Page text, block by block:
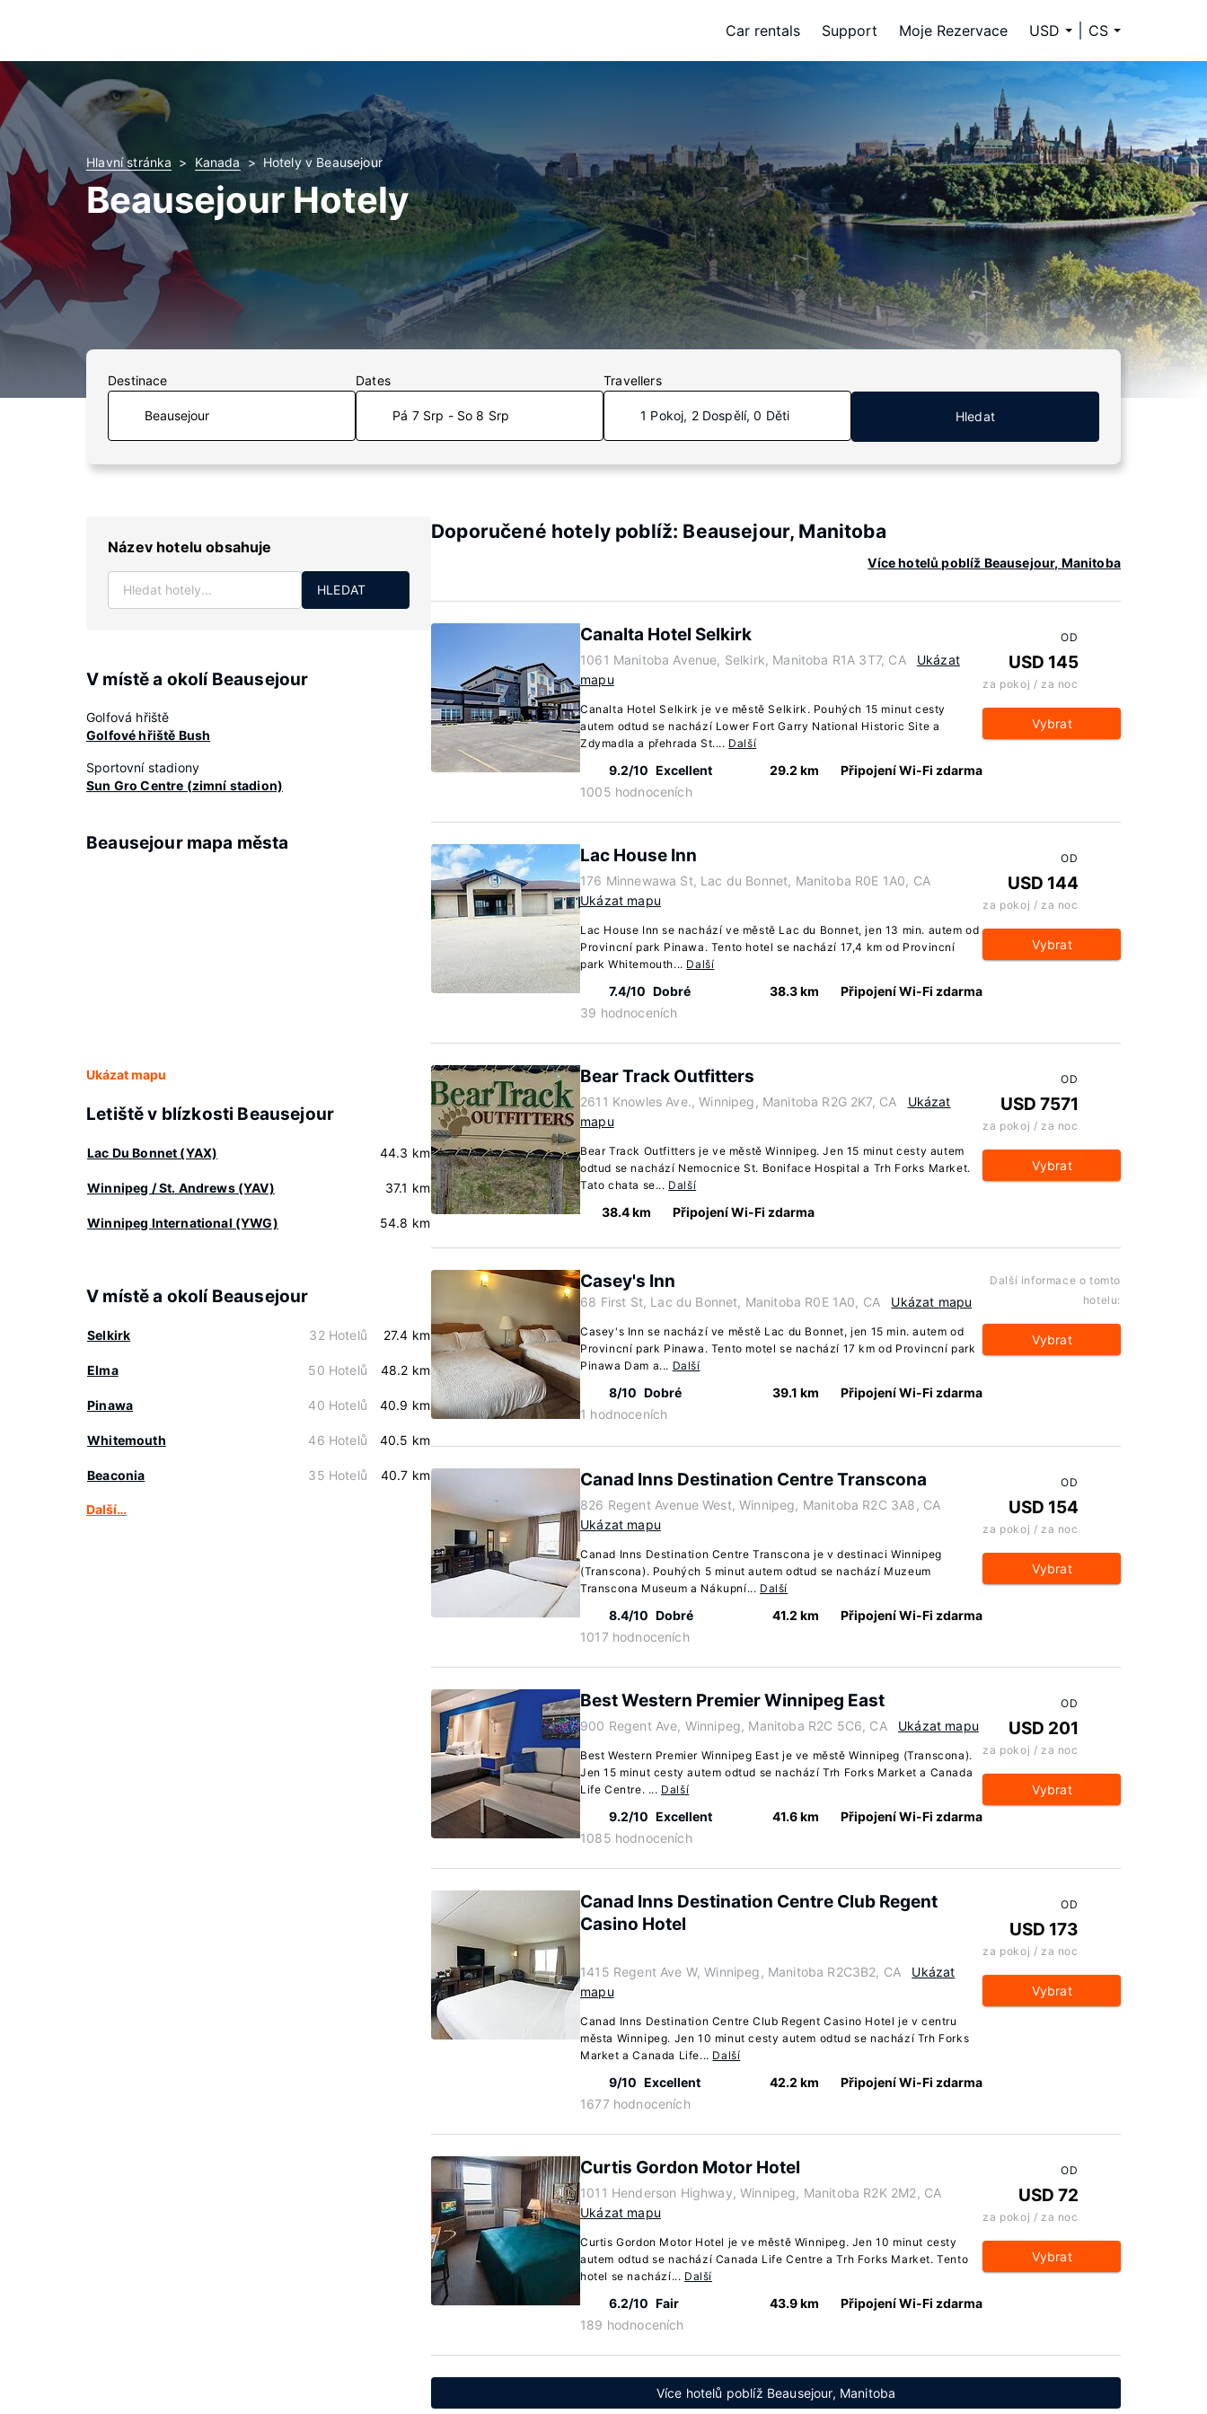
Car rentals Support Moje Rezervace USD CS
Hlavní stránka Kanada Hotely v Beausejour
Beausejour Hotely
Destinace Dates
Pá 7 Srp - So 8 Srp
Travellers
1 Pokoj, 2 Dospělí, 0 Děti Hledat
Název hotelu obsahuje
HLEDAT
V místě a okolí Beausejour
Golfová hřiště
Golfové hřiště Bush
Sportovní stadiony
Sun Gro Centre (zimní stadion)
Beausejour mapa města
Ukázat mapu
Letiště v blízkosti Beausejour
Lac Du Bonnet (YAX) 44.3 km
Winnipeg / St. Andrews (YAV) 37.1 km
Winnipeg International (YWG) 54.8 km
V místě a okolí Beausejour
Selkirk 32 Hotelů 27.4 km
Elma 50 Hotelů 48.2 km
Pinawa 40 Hotelů 40.9 km
Whitemouth 46 Hotelů 40.5 km
Beaconia 35 Hotelů 40.7 km
Další…
Doporučené hotely poblíž: Beausejour, Manitoba
Více hotelů poblíž Beausejour, Manitoba
Canalta Hotel Selkirk
1061 Manitoba Avenue, Selkirk, Manitoba R1A 3T7, CA
Ukázat
mapu
Canalta Hotel Selkirk je ve městě Selkirk. Pouhých 15 minut cesty
autem odtud se nachází Lower Fort Garry National Historic Site a
Zdymadla a přehrada St.... Další
9.2/10 Excellent
1005 hodnoceních
29.2 km Připojení Wi-Fi zdarma
OD
USD 145
za pokoj / za noc
Vybrat
Lac House Inn
176 Minnewawa St, Lac du Bonnet, Manitoba R0E 1A0, CA
Ukázat mapu
Lac House Inn se nachází ve městě Lac du Bonnet, jen 13 min. autem od
Provincní park Pinawa. Tento hotel se nachází 17,4 km od Provincní
park Whitemouth... Další
7.4/10 Dobré
39 hodnoceních
38.3 km Připojení Wi-Fi zdarma
OD
USD 144
za pokoj / za noc
Vybrat
Bear Track Outfitters
2611 Knowles Ave., Winnipeg, Manitoba R2G 2K7, CA
Ukázat
mapu
Bear Track Outfitters je ve městě Winnipeg. Jen 15 minut cesty autem
odtud se nachází Nemocnice St. Boniface Hospital a Trh Forks Market.
Tato chata se... Další
38.4 km Připojení Wi-Fi zdarma
OD
USD 7571
za pokoj / za noc
Vybrat
Casey's Inn
68 First St, Lac du Bonnet, Manitoba R0E 1A0, CA Ukázat mapu
Casey's Inn se nachází ve městě Lac du Bonnet, jen 15 min. autem od
Provincní park Pinawa. Tento motel se nachází 17 km od Provincní park
Pinawa Dam a... Další
8/10 Dobré
1 hodnoceních
39.1 km Připojení Wi-Fi zdarma
Další informace o tomto
hotelu:
Vybrat
Canad Inns Destination Centre Transcona
826 Regent Avenue West, Winnipeg, Manitoba R2C 3A8, CA
Ukázat mapu
Canad Inns Destination Centre Transcona je v destinaci Winnipeg
(Transcona). Pouhých 5 minut autem odtud se nachází Muzeum
Transcona Museum a Nákupní... Další
8.4/10 Dobré
1017 hodnoceních
41.2 km Připojení Wi-Fi zdarma
OD
USD 154
za pokoj / za noc
Vybrat
Best Western Premier Winnipeg East
900 Regent Ave, Winnipeg, Manitoba R2C 5C6, CA Ukázat mapu
Best Western Premier Winnipeg East je ve městě Winnipeg (Transcona).
Jen 15 minut cesty autem odtud se nachází Trh Forks Market a Canada
Life Centre. ... Další
9.2/10 Excellent
1085 hodnoceních
41.6 km Připojení Wi-Fi zdarma
OD
USD 201
za pokoj / za noc
Vybrat
Canad Inns Destination Centre Club Regent
Casino Hotel
1415 Regent Ave W, Winnipeg, Manitoba R2C3B2, CA
Ukázat
mapu
Canad Inns Destination Centre Club Regent Casino Hotel je v centru
města Winnipeg. Jen 10 minut cesty autem odtud se nachází Trh Forks
Market a Canada Life... Další
9/10 Excellent
1677 hodnoceních
42.2 km Připojení Wi-Fi zdarma
OD
USD 173
za pokoj / za noc
Vybrat
Curtis Gordon Motor Hotel
1011 Henderson Highway, Winnipeg, Manitoba R2K 2M2, CA
Ukázat mapu
Curtis Gordon Motor Hotel je ve městě Winnipeg. Jen 10 minut cesty
autem odtud se nachází Canada Life Centre a Trh Forks Market. Tento
hotel se nachází... Další
6.2/10 Fair
189 hodnoceních
43.9 km Připojení Wi-Fi zdarma
OD
USD 72
za pokoj / za noc
Vybrat
Více hotelů poblíž Beausejour, Manitoba